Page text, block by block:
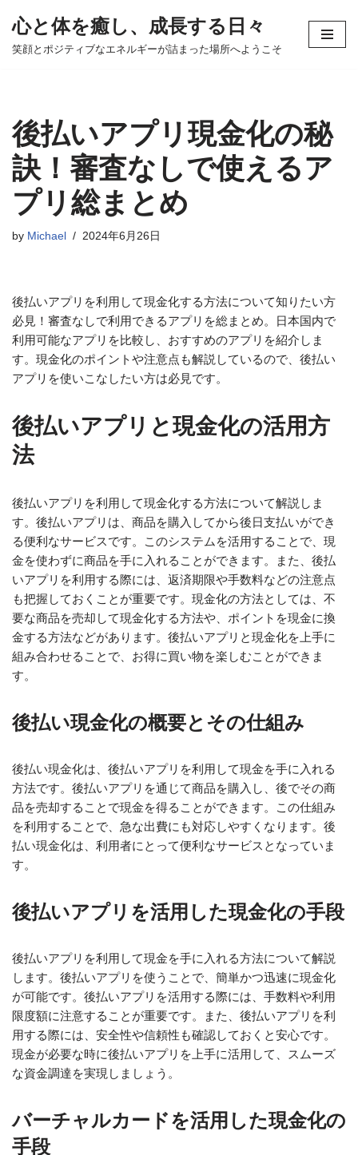
コ
ツ
へ
ス
キ
ッ
プ
心と体を癒し、成長する日々
笑顔とポジティブなエネルギーが詰まった場所へようこそ
後払いアプリ現金化の秘
訣！審査なしで使えるア
プリ総まとめ
by Michael 2024年6月26日
後払いアプリを利用して現金化する方法について知りたい方
必見！審査なしで利用できるアプリを総まとめ。日本国内で
利用可能なアプリを比較し、おすすめのアプリを紹介しま
す。現金化のポイントや注意点も解説しているので、後払い
アプリを使いこなしたい方は必見です。
後払いアプリと現金化の活用方
法
後払いアプリを利用して現金化する方法について解説しま
す。後払いアプリは、商品を購入してから後日支払いができ
る便利なサービスです。このシステムを活用することで、現
金を使わずに商品を手に入れることができます。また、後払
いアプリを利用する際には、返済期限や手数料などの注意点
も把握しておくことが重要です。現金化の方法としては、不
要な商品を売却して現金化する方法や、ポイントを現金に換
金する方法などがあります。後払いアプリと現金化を上手に
組み合わせることで、お得に買い物を楽しむことができま
す。
後払い現金化の概要とその仕組み
後払い現金化は、後払いアプリを利用して現金を手に入れる
方法です。後払いアプリを通じて商品を購入し、後でその商
品を売却することで現金を得ることができます。この仕組み
を利用することで、急な出費にも対応しやすくなります。後
払い現金化は、利用者にとって便利なサービスとなっていま
す。
後払いアプリを活用した現金化の手段
後払いアプリを利用して現金を手に入れる方法について解説
します。後払いアプリを使うことで、簡単かつ迅速に現金化
が可能です。後払いアプリを活用する際には、手数料や利用
限度額に注意することが重要です。また、後払いアプリを利
用する際には、安全性や信頼性も確認しておくと安心です。
現金が必要な時に後払いアプリを上手に活用して、スムーズ
な資金調達を実現しましょう。
バーチャルカードを活用した現金化の
手段